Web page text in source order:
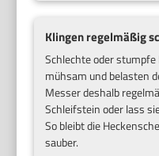
Klingen regelmäßig
Schlechte oder
mühsam und belasten
Messer deshalb
Schleifstein oder lass
So bleibt die
sauber.